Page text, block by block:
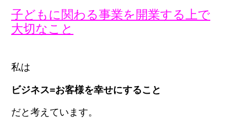
子どもに関わる事業を開業する上で
大切なこと
私は
ビジネス=お客様を幸せにすること
だと考えています。